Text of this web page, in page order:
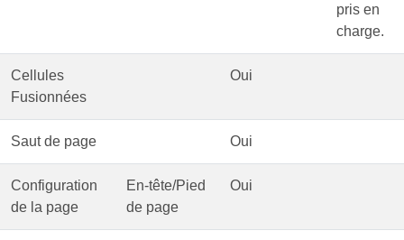
pris en
charge.
Cellules
Fusionnées
Oui
Saut de page Oui
Configuration
de la page
En-tête/Pied
de page
Oui